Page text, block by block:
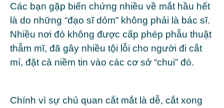
Các bạn gặp biến chứng nhiều về mắt hầu hết
là do những “đạo sĩ dỏm” không phải là bác sĩ.
Nhiều nơi đó không được cấp phép phẫu thuật
thẫm mĩ, đã gây nhiều tội lỗi cho người đi cắt
mí, đặt cả niềm tin vào các cơ sở “chui” đó.
Chính vì sự chủ quan cắt mắt là dễ, cắt xong